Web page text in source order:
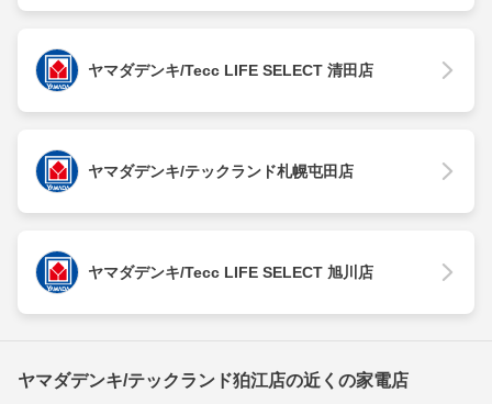
ヤマダデンキ/Tecc LIFE SELECT 清田店
ヤマダデンキ/テックランド札幌屯田店
ヤマダデンキ/Tecc LIFE SELECT 旭川店
ヤマダデンキ/テックランド狛江店の近くの家電店